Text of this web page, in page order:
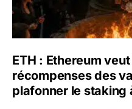
ETH : Ethereum
récompenses des
plafonner le staking